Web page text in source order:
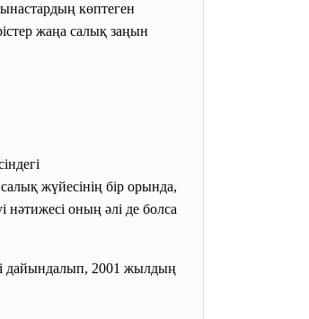
көптеген
жаңа салық заңын
жүйесінің бір орында,
нәтижесі оның әлі де болса
дайындалып, 2001 жылдың